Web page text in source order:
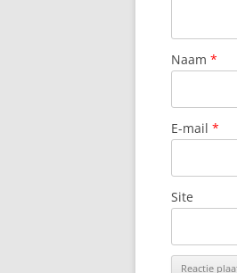
Naam *
E-mail *
Site